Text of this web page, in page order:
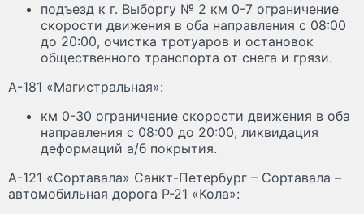
подъезд к г. Выборгу № 2 км 0-7 ограничение
скорости движения в оба направления с 08:00
до 20:00, очистка тротуаров и остановок
общественного транспорта от снега и грязи.
А-181 «Магистральная»:
км 0-30 ограничение скорости движения в оба
направления с 08:00 до 20:00, ликвидация
деформаций а/б покрытия.
А-121 «Сортавала» Санкт-Петербург – Сортавала –
автомобильная дорога Р-21 «Кола»: